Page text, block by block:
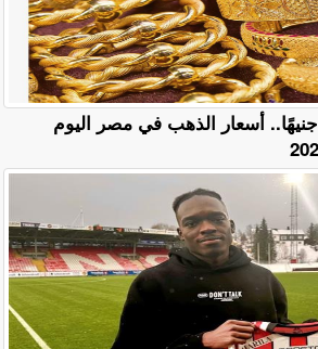
عيار 24 يسجل 6834 جنيهًا.. أسعار الذهب في مصر اليوم